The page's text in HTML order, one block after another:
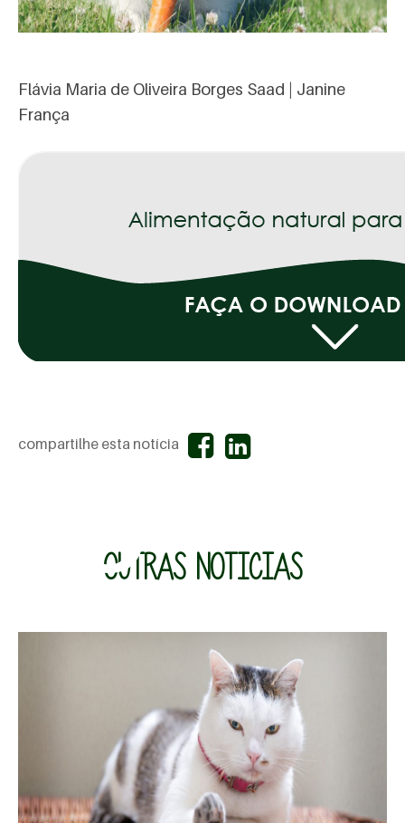
Flávia Maria de Oliveira Borges Saad | Janine
França
compartilhe esta notícia
OUTRAS NOTICIAS
MAIS